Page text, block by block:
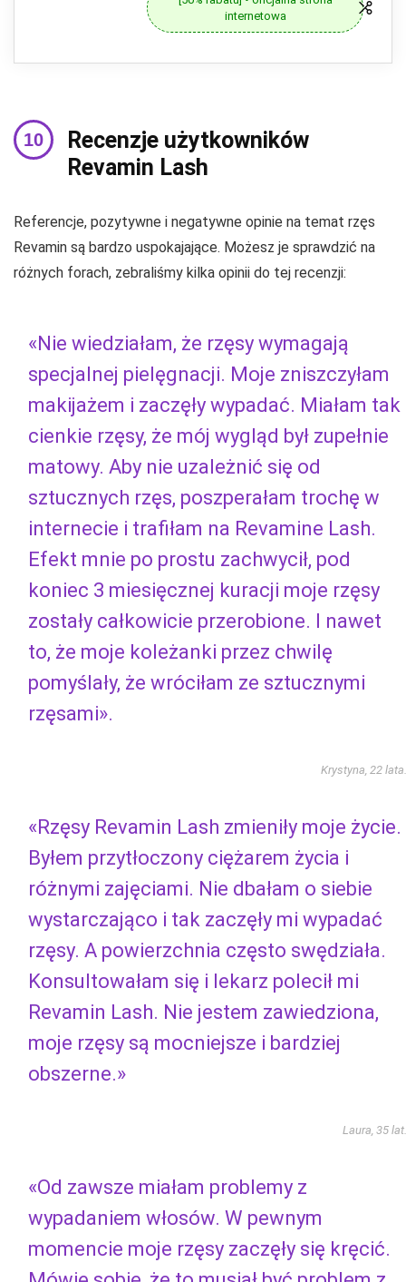
internetowa
Recenzje użytkowników
Revamin Lash
Referencje, pozytywne i negatywne opinie na temat rzęs
Revamin są bardzo uspokajające. Możesz je sprawdzić na
różnych forach, zebraliśmy kilka opinii do tej recenzji:
«Nie wiedziałam, że rzęsy wymagają
specjalnej pielęgnacji. Moje zniszczyłam
makijażem i zaczęły wypadać. Miałam tak
cienkie rzęsy, że mój wygląd był zupełnie
matowy. Aby nie uzależnić się od
sztucznych rzęs, poszperałam trochę w
internecie i trafiłam na Revamine Lash.
Efekt mnie po prostu zachwycił, pod
koniec 3 miesięcznej kuracji moje rzęsy
zostały całkowicie przerobione. I nawet
to, że moje koleżanki przez chwilę
pomyślały, że wróciłam ze sztucznymi
rzęsami».
Krystyna, 22 lata.
«Rzęsy Revamin Lash zmieniły moje życie.
Byłem przytłoczony ciężarem życia i
różnymi zajęciami. Nie dbałam o siebie
wystarczająco i tak zaczęły mi wypadać
rzęsy. A powierzchnia często swędziała.
Konsultowałam się i lekarz polecił mi
Revamin Lash. Nie jestem zawiedziona,
moje rzęsy są mocniejsze i bardziej
obszerne.»
Laura, 35 lat.
«Od zawsze miałam problemy z
wypadaniem włosów. W pewnym
momencie moje rzęsy zaczęły się kręcić.